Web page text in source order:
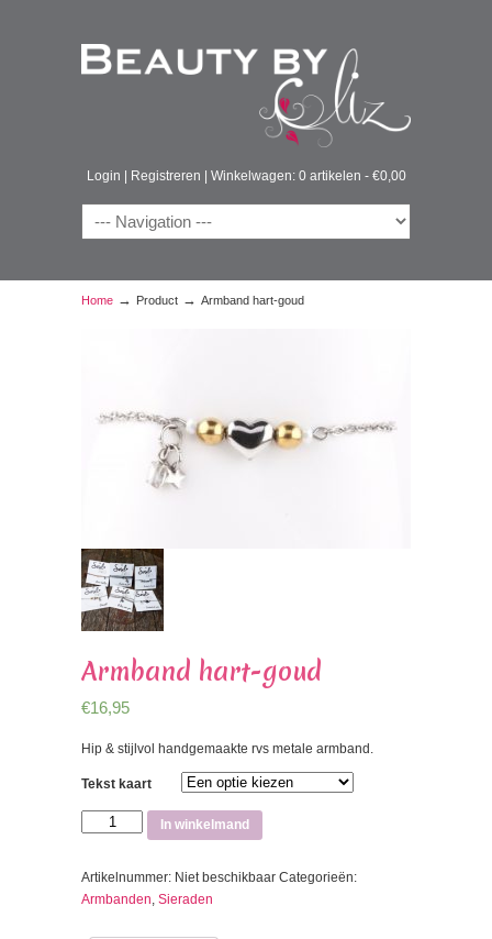
Login Registreren Winkelwagen: 0 artikelen - €0,00
Home → Product → Armband hart-goud
Armband hart-goud
€16,95
Hip & stijlvol handgemaakte rvs metale armband.
Tekst kaart
Armband
In winkelmand
Artikelnummer: Niet beschikbaar Categorieën:
Armbanden, Sieraden